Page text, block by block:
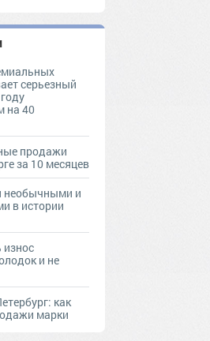
серьезный
на 40
продажи
за 10 месяцев
необычными и
в истории
износ
и не
как
марки